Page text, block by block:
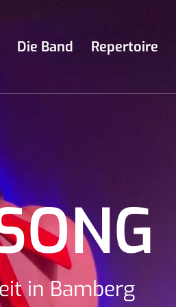
Die Band Repertoire
in Bamberg